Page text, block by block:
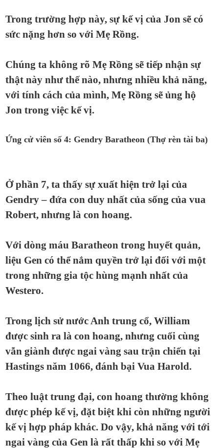
Trong trường hợp này, sự kế vị của Jon sẽ có
sức nặng hơn so với Mẹ Rồng.
Chúng ta không rõ Mẹ Rồng sẽ tiếp nhận sự
thật này như thế nào, nhưng nhiều khả năng,
với tính cách của mình, Mẹ Rồng sẽ ủng hộ
Jon trong việc kế vị.
Ứng cử viên số 4: Gendry Baratheon (Thợ rèn tài ba)
Ở phần 7, ta thấy sự xuất hiện trở lại của
Gendry – đứa con duy nhất của sống của vua
Robert, nhưng là con hoang.
Với dòng máu Baratheon trong huyết quản,
liệu Gen có thể nắm quyền trở lại đối với một
trong những gia tộc hùng mạnh nhất của
Westero.
Trong lịch sử nước Anh trung cổ, William
được sinh ra là con hoang, nhưng cuối cùng
vẫn giành được ngai vàng sau trận chiến tại
Hastings năm 1066, đánh bại Vua Harold.
Theo luật trung đại, con hoang thường không
được phép kế vị, đặt biệt khi còn những người
kế vị hợp pháp khác. Do vậy, khả năng với tới
ngai vàng của Gen là rất thấp khi so với Mẹ